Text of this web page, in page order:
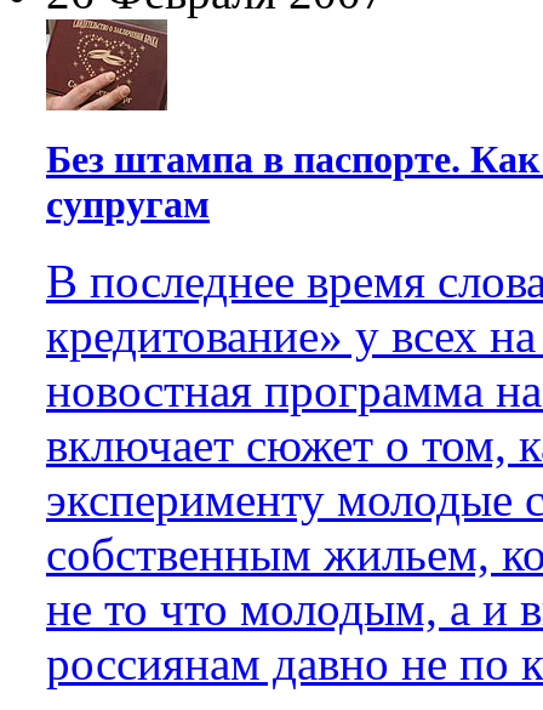
Без штампа в паспорте.
супругам
В последнее время
кредитование» у всех
новостная программа
включает сюжет о том,
эксперименту молодые
собственным жильем,
не то что молодым, а и
россиянам давно не по